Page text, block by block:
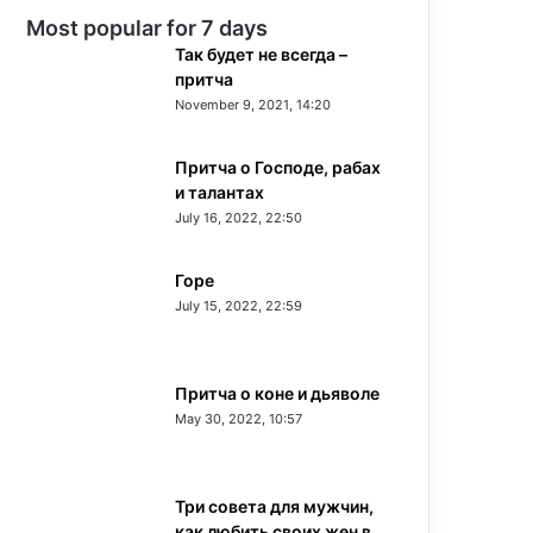
Most popular for 7 days
Так будет не всегда –
притча
November 9, 2021, 14:20
Притча о Господе, рабах
и талантах
July 16, 2022, 22:50
Горе
July 15, 2022, 22:59
Притча о коне и дьяволе
May 30, 2022, 10:57
Три совета для мужчин,